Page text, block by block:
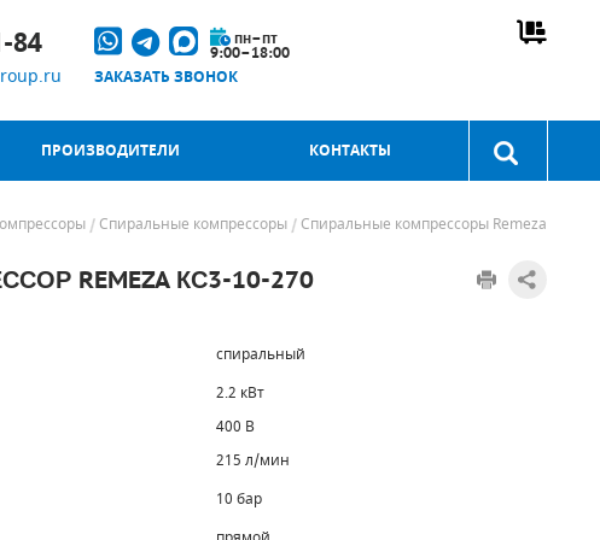
84 пн–пт
9:00–18:00
ЗАКАЗАТЬ ЗВОНОК
ПРОИЗВОДИТЕЛИ КОНТАКТЫ
Спиральные компрессоры Спиральные компрессоры Remeza
REMEZA КС3-10-270
спиральный
2.2 кВт
400 В
215 л/мин
10 бар